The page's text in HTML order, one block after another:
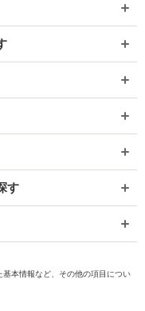
す
本情報など、その他の項目につい